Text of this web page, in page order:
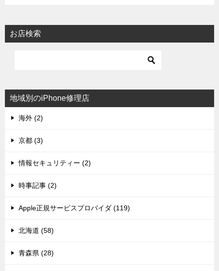
お店検索
地域別のiPhone修理店
海外 (2)
京都 (3)
情報セキュリティー (2)
時事記事 (2)
Apple正規サービスプロバイダ (119)
北海道 (58)
青森県 (28)